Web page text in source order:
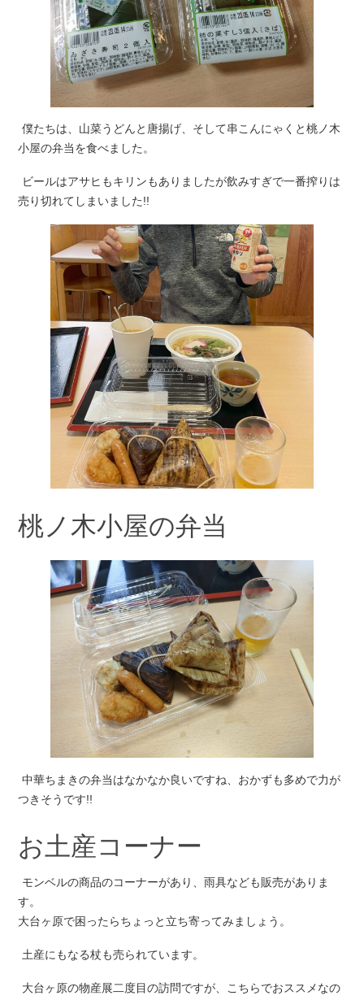
僕たちは、山菜うどんと唐揚げ、そして串こんにゃくと桃ノ木
小屋の弁当を食べました。
ビールはアサヒもキリンもありましたが飲みすぎで一番搾りは
売り切れてしまいました!!
桃ノ木小屋の弁当
中華ちまきの弁当はなかなか良いですね、おかずも多めで力が
つきそうです!!
お土産コーナー
モンベルの商品のコーナーがあり、雨具なども販売がありま
す。
大台ヶ原で困ったらちょっと立ち寄ってみましょう。
土産にもなる杖も売られています。
大台ヶ原の物産展二度目の訪問ですが、こちらでおススメなの